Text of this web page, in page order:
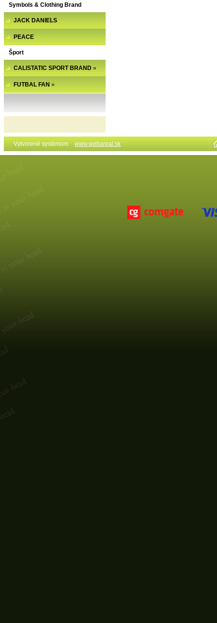
Symbols & Clothing Brand
JACK DANIELS
PEACE
Šport
CALISTATIC SPORT BRAND »
FUTBAL FAN »
Vytvorené systémom www.webareal.sk